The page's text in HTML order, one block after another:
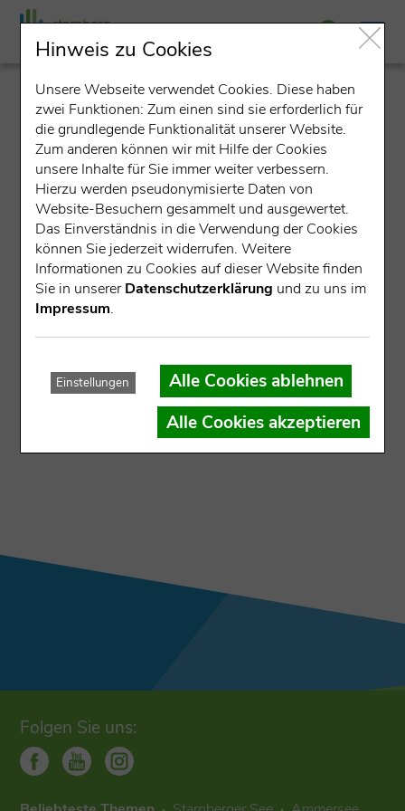
detail
Datensatz nicht gefunden.
Für die angegebene ID konnte kein Datensatz gefunden
werden.
Die Veranstaltung ist bereits abgelaufen
Der Datensatz ist dem Ausgabekanal nicht
Folgen Sie uns:
Hinweis zu Cookies
Unsere Webseite verwendet Cookies. Diese haben
zwei Funktionen: Zum einen sind sie erforderlich für
die grundlegende Funktionalität unserer Website.
Zum anderen können wir mit Hilfe der Cookies
unsere Inhalte für Sie immer weiter verbessern.
Hierzu werden pseudonymisierte Daten von
Website-Besuchern gesammelt und ausgewertet.
Das Einverständnis in die Verwendung der Cookies
können Sie jederzeit widerrufen. Weitere
Informationen zu Cookies auf dieser Website finden
Sie in unsererDatenschutzerklärung und zu uns im
Impressum.
Einstellungen
Alle Cookies ablehnen
Alle Cookies akzeptieren